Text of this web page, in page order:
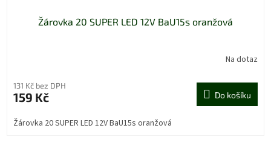
Žárovka 20 SUPER LED 12V BaU15s oranžová
Na dotaz
131 Kč bez DPH
159 Kč Do košíku
Žárovka 20 SUPER LED 12V BaU15s oranžová